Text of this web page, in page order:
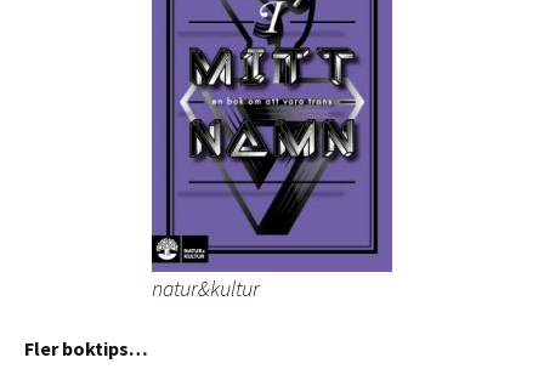
natur&kultur
Fler boktips…